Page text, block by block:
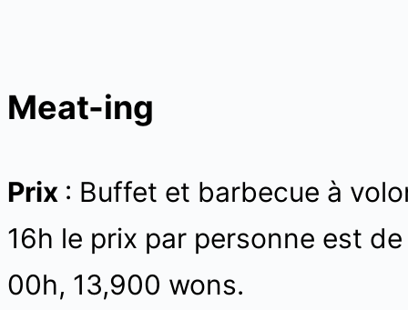
Meat-ing
Prix : Buffet et barbecue à
16h le prix par personne est
00h, 13,900 wons.